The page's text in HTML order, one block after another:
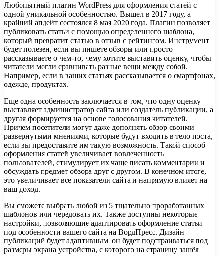
Любопытный плагин WordPress для оформления статей с
одной уникальной особенностью. Вышел в 2017 году, а
крайний апдейт состоялся 8 мая 2020 года. Плагин позволяет
публиковать статьи с помощью определенного шаблона,
который превратит статью в отзыв с рейтингом. Инструмент
будет полезен, если вы пишете обзоры или просто
рассказываете о чем-то, чему хотите выставить оценку, чтобы
читатели могли сравнивать разные вещи между собой.
Например, если в ваших статьях рассказывается о смартфонах,
одежде, продуктах.
Еще одна особенность заключается в том, что одну оценку
выставляет администратор сайта или создатель публикации, а
другая формируется на основе голосования читателей.
Причем посетители могут даже дополнять обзор своими
развернутыми мнениями, которые будут входить в тело поста,
если вы предоставите им такую возможность. Такой способ
оформления статей увеличивает вовлеченность
пользователей, стимулирует их чаще писать комментарии и
обсуждать предмет обзора друг с другом. В конечном итоге,
это увеличивает все показатели сайта и напрямую влияет на
ваш доход.
Вы сможете выбрать любой из 5 тщательно проработанных
шаблонов или чередовать их. Также доступны некоторые
настройки, позволяющие адаптировать оформление статьи
под особенности вашего сайта на ВордПресс. Дизайн
публикаций будет адаптивным, он будет подстраиваться под
размеры экрана устройства, с которого на страницу зашёл